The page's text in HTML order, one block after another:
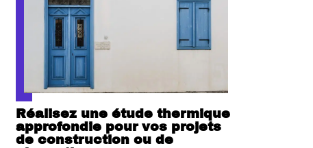
Réalisez une étude thermique
approfondie pour vos projets
de construction ou de